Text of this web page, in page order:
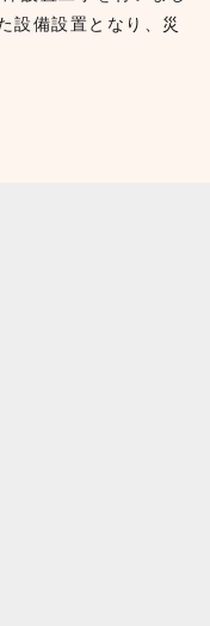
設備設置となり、災